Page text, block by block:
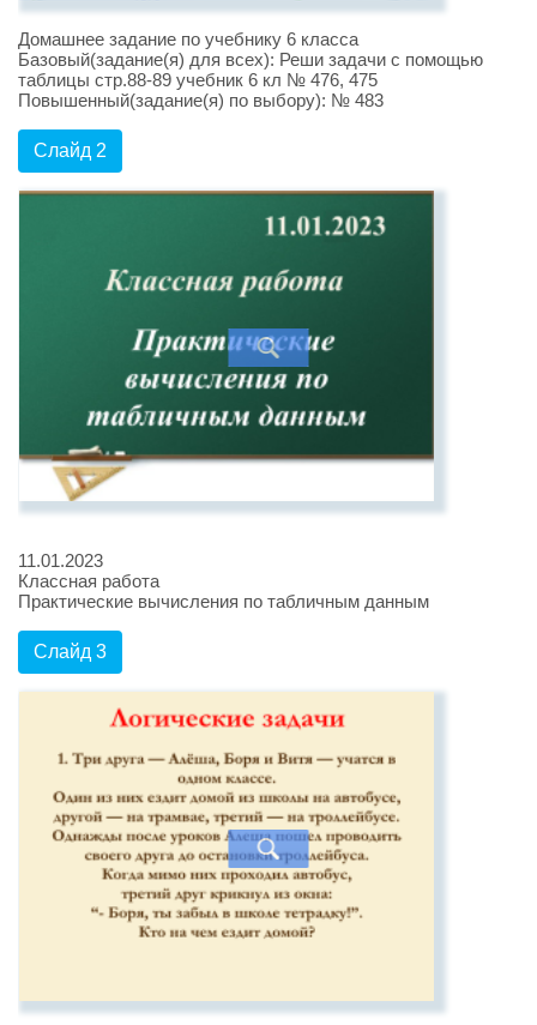
Домашнее задание по учебнику 6 класса
Базовый(задание(я) для всех): Реши задачи с помощью
таблицы стр.88-89 учебник 6 кл № 476, 475
Повышенный(задание(я) по выбору): № 483
Слайд 2
11.01.2023
Классная работа
Практические вычисления по табличным данным
Слайд 3